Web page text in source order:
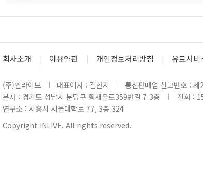
회사소개 이용약관 개인정보처리방침 유료서비
(주)인라이브 대표이사 : 김현지 통신판매업 신고번호 :
본사 : 경기도 성남시 분당구 황새울로359번길 7 3층
전화 :
연구소 : 시흥시 서울대학로 77, 3층 324
Copyright INLIVE. All rights reserved.